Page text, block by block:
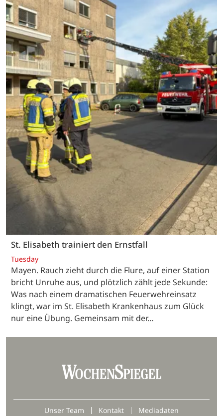
St. Elisabeth trainiert den Ernstfall
Tuesday
Mayen. Rauch zieht durch die Flure, auf einer Station
bricht Unruhe aus, und plötzlich zählt jede Sekunde:
Was nach einem dramatischen Feuerwehreinsatz
klingt, war im St. Elisabeth Krankenhaus zum Glück
nur eine Übung. Gemeinsam mit der…
Unser Team Kontakt Mediadaten